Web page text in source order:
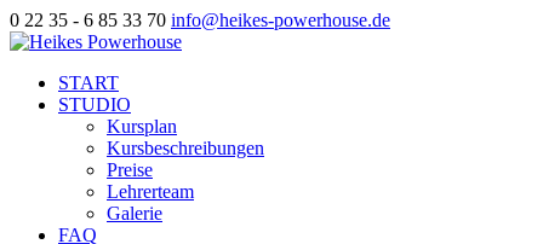
0 22 35 - 6 85 33 70 info@heikes-powerhouse.de
START
STUDIO
Kursplan
Kursbeschreibungen
Preise
Lehrerteam
Galerie
FAQ